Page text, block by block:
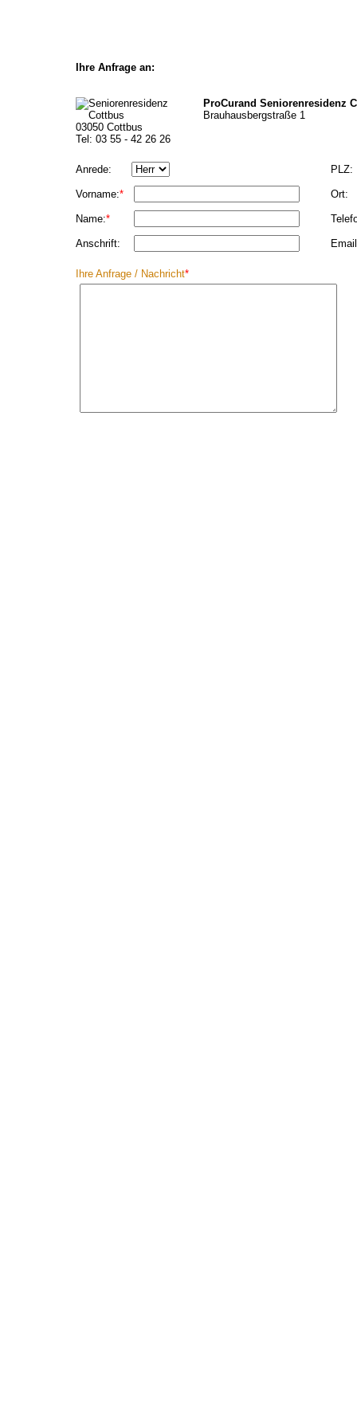
Ihre Anfrage an:
ProCurand Seniorenresidenz
Brauhausbergstraße 1
03050 Cottbus
Tel: 03 55 - 42 26 26
Anrede: PLZ:
Vorname:* Ort:
Name:*
Anschrift:
Ihre Anfrage / Nachricht*